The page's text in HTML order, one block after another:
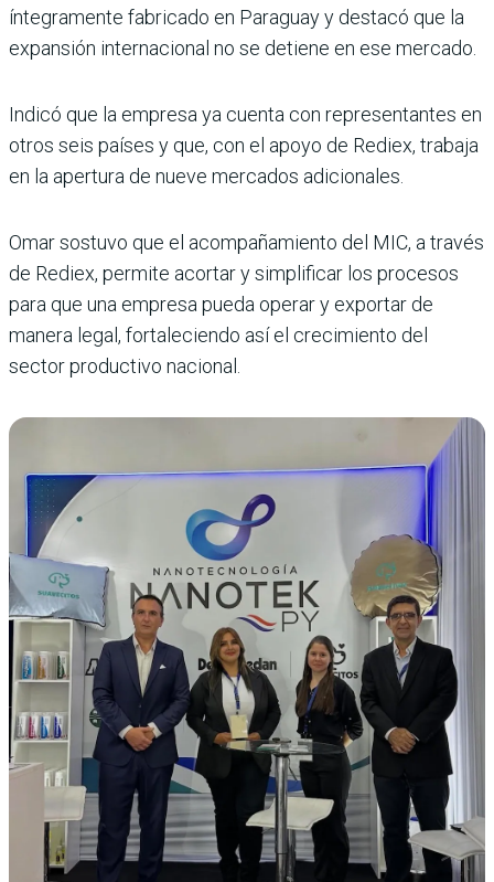
íntegramente fabricado en Paraguay y destacó que la
expansión internacional no se detiene en ese mercado.
Indicó que la empresa ya cuenta con representantes en
otros seis países y que, con el apoyo de Rediex, trabaja
en la apertura de nueve mercados adicionales.
Omar sostuvo que el acompañamiento del MIC, a través
de Rediex, permite acortar y simplificar los procesos
para que una empresa pueda operar y exportar de
manera legal, fortaleciendo así el crecimiento del
sector productivo nacional.